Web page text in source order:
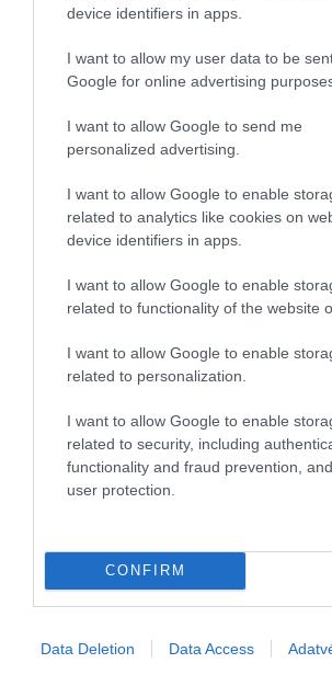
device identifiers in apps.
I want to allow my user data to be
Google for online advertising
I want to allow Google to send me
personalized advertising.
I want to allow Google to enable
related to analytics like cookies on
device identifiers in apps.
I want to allow Google to enable
related to functionality of the website
I want to allow Google to enable
related to personalization.
I want to allow Google to enable
related to security, including
functionality and fraud prevention,
user protection.
CONFIRM
Data Deletion Data Access
Rámennek a dohányra a navosok
Bevetési Igazgatósága – a bűnügyi
kiemelt…